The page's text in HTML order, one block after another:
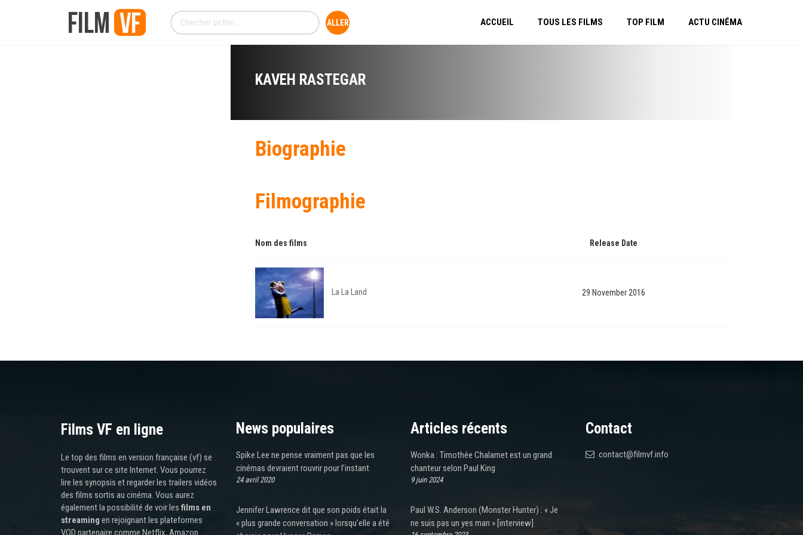
ACCUEIL TOUS LES FILMS TOP FILM ACTU CINÉMA
KAVEH RASTEGAR
Biographie
Filmographie
Nom des films Release Date
La La Land 29 November 2016
Films VF en ligne
Le top des films en version française (vf) se
trouvent sur ce site Internet. Vous pourrez
lire les synopsis et regarder les trailers vidéos
des films sortis au cinéma. Vous aurez
également la possibilité de voir les films en
streaming en rejoignant les plateformes
VOD partenaire comme Netflix, Amazon
News populaires
Spike Lee ne pense vraiment pas que les
cinémas devraient rouvrir pour l’instant
24 avril 2020
Jennifer Lawrence dit que son poids était la
« plus grande conversation » lorsqu’elle a été
Articles récents
Wonka : Timothée Chalamet est un grand
chanteur selon Paul King
9 juin 2024
Paul W.S. Anderson (Monster Hunter) : « Je
ne suis pas un yes man » [interview]
Contact
contact@filmvf.info